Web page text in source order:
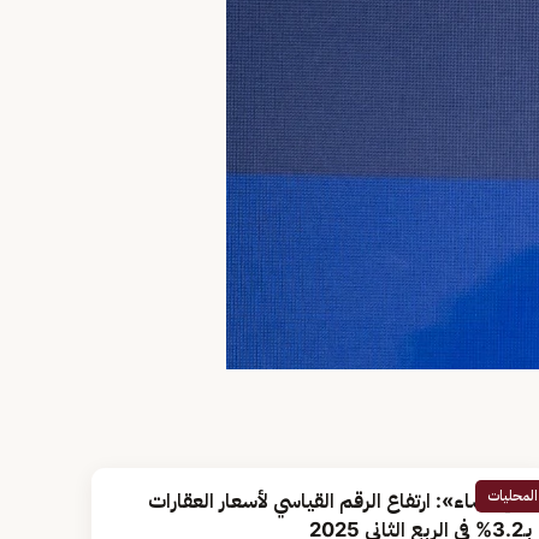
المحليات
«الإحصاء»: ارتفاع الرقم القياسي لأسعار العقارات
بـ3.2% في الربع الثاني 2025